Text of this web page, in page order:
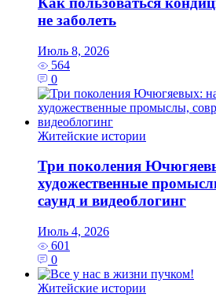
не заболеть
Июль 8, 2026
564
0
Житейские истории
Три поколения
художественные
саунд и видеоблогинг
Июль 4, 2026
601
0
Житейские истории